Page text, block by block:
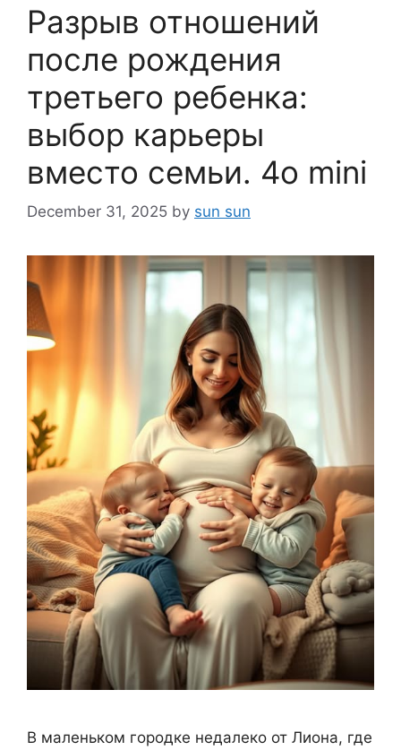
Разрыв отношений
после рождения
третьего ребенка:
выбор карьеры
вместо семьи. 4o mini
December 31, 2025 by sun sun
В маленьком городке недалеко от Лиона, где